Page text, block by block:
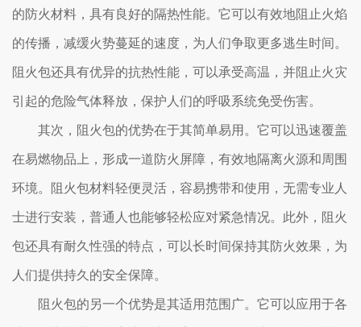
的防火材料，具有良好的隔热性能。它可以有效地阻止火焰
的传播，减缓火势蔓延的速度，为人们争取更多逃生时间。
阻火包还具有优异的抗热性能，可以承受高温，并阻止火灾
引起的危险气体释放，保护人们的呼吸系统免受伤害。
其次，阻火包的优势在于其简单易用。它可以迅速覆盖
在易燃物品上，形成一道防火屏障，有效地隔离火源和周围
环境。阻火包材料轻便灵活，容易携带和使用，无需专业人
士进行安装，普通人也能够轻松应对紧急情况。此外，阻火
包还具有耐久性强的特点，可以长时间保持其防火效果，为
人们提供持久的安全保障。
阻火包的另一个优势是其适用范围广。它可以应用于各